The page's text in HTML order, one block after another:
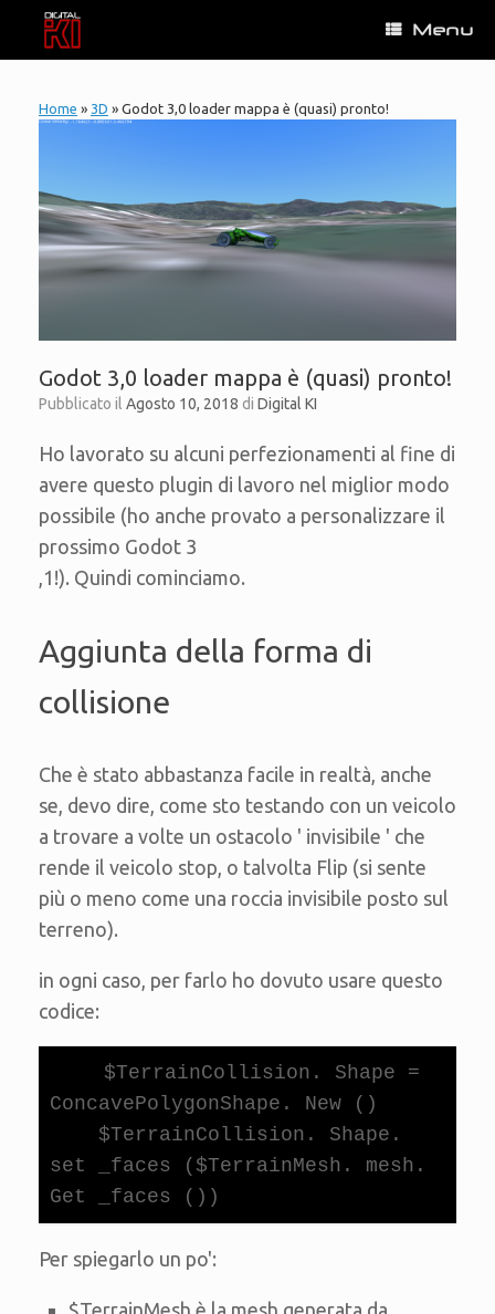
contenuto
Menu
Home » 3D » Godot 3,0 loader mappa è (quasi) pronto!
Godot 3,0 loader mappa è (quasi) pronto!
Pubblicato il Agosto 10, 2018 di Digital KI
Ho lavorato su alcuni perfezionamenti al fine di
avere questo plugin di lavoro nel miglior modo
possibile (ho anche provato a personalizzare il
prossimo Godot 3
,1!). Quindi cominciamo.
Aggiunta della forma di
collisione
Che è stato abbastanza facile in realtà, anche
se, devo dire, come sto testando con un veicolo
a trovare a volte un ostacolo ' invisibile ' che
rende il veicolo stop, o talvolta Flip (si sente
più o meno come una roccia invisibile posto sul
terreno).
in ogni caso, per farlo ho dovuto usare questo
codice:
ConcavePolygonShape. New ()
set _faces ($TerrainMesh. mesh.
Get _faces ())
Per spiegarlo un po':
$TerrainMesh è la mesh generata da